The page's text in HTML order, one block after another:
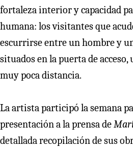
fortaleza interior y capacidad
humana: los visitantes que
escurrirse entre un hombre y
situados en la puerta de
muy poca distancia.
La artista participó la semana
presentación a la prensa de
detallada recopilación de sus